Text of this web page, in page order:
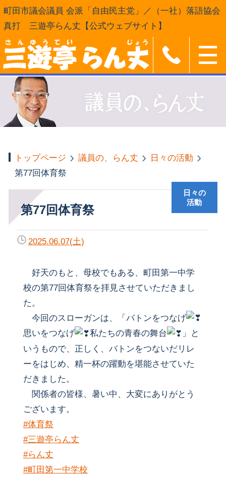
町田市議会議員 会派「自由民主党」／（一社）落語協会
真打 三遊亭らん丈【公式ウェブサイト】
トップページ 議員の、らん丈
日々の活動
第77回体育祭
第77回体育祭
日々の
活動
2025.06.07(土)
好天のもと、母校でもある、町田第一中学
校の第77回体育祭を拝見させていただきまし
た。
今回のスローガンは、「バトンをつなげ
思いをつなげ
私たちの青春の舞台
」と
いうもので、正しく、バトンをつないだリレ
ーをはじめ、精一杯の躍動を堪能させていた
だきました。
関係者の皆様、暑い中、大変にありがとう
ございます。
#体育祭
#三遊亭らん丈
#らん丈
#町田第一中学校